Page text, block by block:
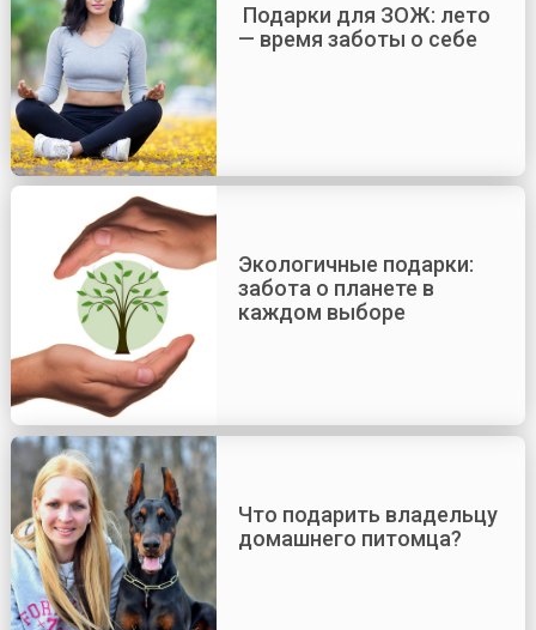
Подарки для ЗОЖ: лето
— время заботы о себе
Экологичные подарки:
забота о планете в
каждом выборе
Что подарить владельцу
домашнего питомца?